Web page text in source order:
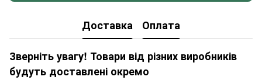
Доставка Оплата
Зверніть увагу! Товари від різних виробників
будуть доставлені окремо